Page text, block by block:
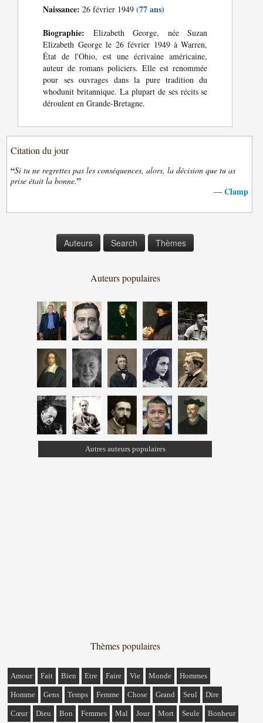
Naissance: 26 février 1949(77 ans)
Biographie: Elizabeth George, née Suzan
Elizabeth George le 26 février 1949 à Warren,
État de l'Ohio, est une écrivaine américaine,
auteur de romans policiers. Elle est renommée
pour ses ouvrages dans la pure tradition du
whodunit britannique. La plupart de ses récits se
déroulent en Grande-Bretagne.
Citation du jour
“Si tu ne regrettes pas les conséquences, alors, la décision que tu as
prise était la bonne.”
— Clamp
Auteurs Search Thèmes
Auteurs populaires
Autres auteurs populaires
Thèmes populaires
Amour Fait Bien Etre Faire Vie Monde Hommes
Homme Gens Temps Femme Chose Grand Seul Dire
Cœur Dieu Bon Femmes Mal Jour Mort Seule Bonheur